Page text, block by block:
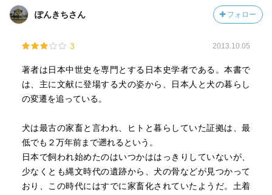
そしてそれらが昭和初期に天然記念物の指定を受けていっ
たのです。（秋田犬、甲斐犬、紀州犬、柴犬、北海道犬な
外国では古代ローマの時代から用途によって闘犬や抱き犬
など、品種改良、固定化が進んでいたというのに、この
差・・・
っているのだと実感しました。日本はいつまでもペット後
進国ですものね。
などといいながら、戦国時代、武士の間で一部鷹狩の際に
訓練をされた使役犬は多少いたそう。鷹狩の流行が終わる
ぽんきちさん フォロー
3 2013.10.05
著者は日本中世史を専門とする日本史学者である。本書で
は、主に文献に登場する犬の姿から、日本人と犬の暮らし
の変遷を追っている。
犬は最古の家畜と言われ、ヒトと暮らしていた証拠は、最
低でも２万年前まで遡れるという。
日本で飼われ始めたのはいつかははっきりしていないが、
少なくとも縄文時代の遺跡から、犬の骨などが見つかって
おり、この時代にはすでに家畜化されていたようだ。土着